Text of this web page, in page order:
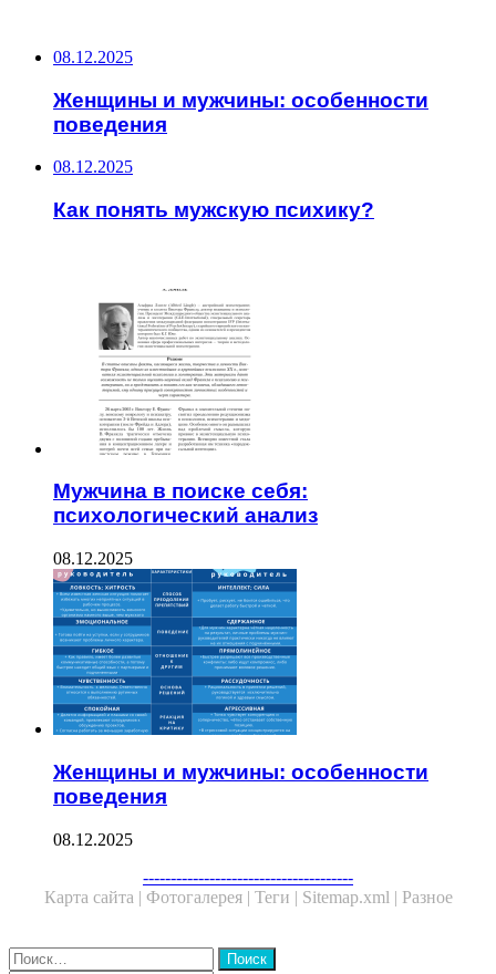
08.12.2025
Женщины и мужчины: особенности
поведения
08.12.2025
Как понять мужскую психику?
Мужчина в поиске себя:
психологический анализ
08.12.2025
Женщины и мужчины: особенности
поведения
08.12.2025
--------------------------------------
Карта сайта | Фотогалерея | Теги | Sitemap.xml | Разное
Close
Найти: